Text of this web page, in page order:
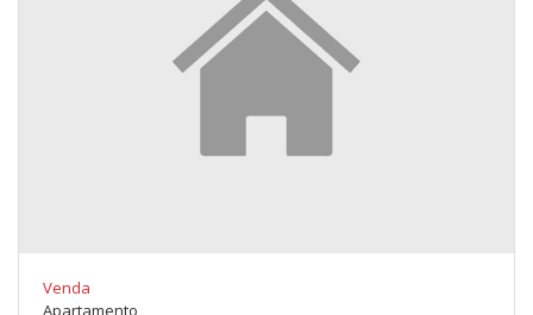
Venda
Apartamento